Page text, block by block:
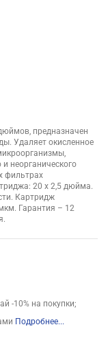
предназначен
Удаляет окисленное
неорганического
фильтрах
20 х 2,5 дюйма.
Картридж
Гарантия – 12
-10% на покупки;
Подробнее...